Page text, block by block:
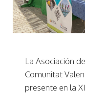
La Asociación
Comunitat
presente en la